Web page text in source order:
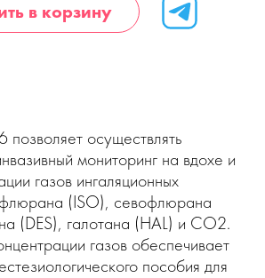
в корзину
осуществлять
мониторинг на вдохе и
газов ингаляционных
(ISO), севофлюрана
(DES), галотана (HAL) и CO2.
газов обеспечивает
пособия для